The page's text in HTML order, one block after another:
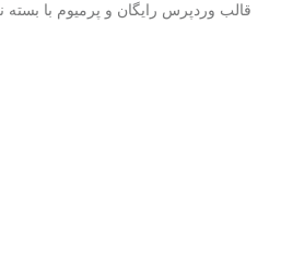
قالب وردپرس رایگان و پرمیوم با بسته